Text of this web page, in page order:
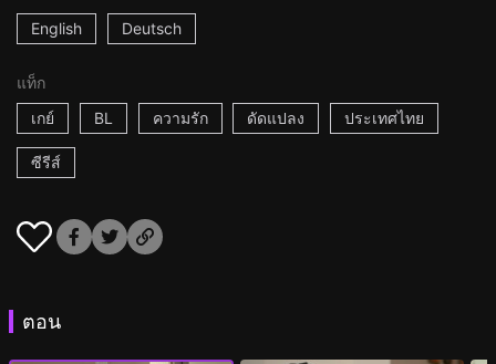
English
Deutsch
แท็ก
เกย์
BL ความรัก ดัดแปลง ประเทศไทย
ซีรีส์
ตอน